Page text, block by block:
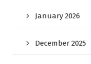
January 2026
December 2025